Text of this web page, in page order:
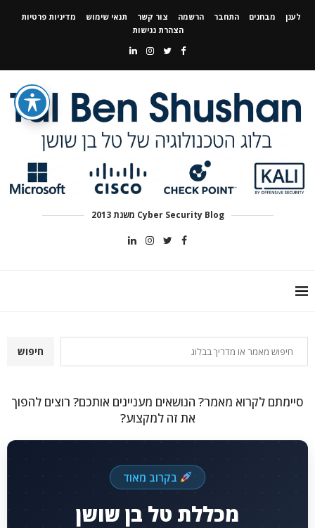
לענן מבחנים התחבר הרשמה צור קשר תנאי שימוש
מדיניות פרטיות
הצהרת נגישות
Cyber Security Blog משנת 2013
חיפוש
סיימתם לקרוא מאמר? הנושאים מעניינים אותכם? רוצים להפוך
את זה למקצוע?
בקרוב מאוד
מכללת טל בן שושן